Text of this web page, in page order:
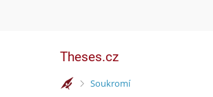
Theses.cz
>
Soukromí